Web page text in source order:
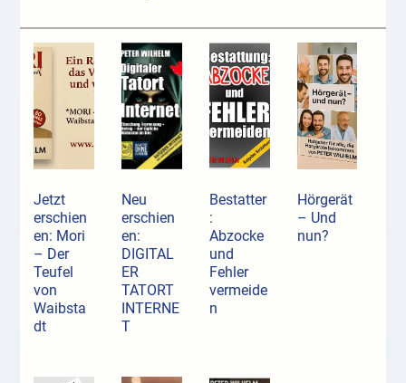
Jetzt
erschien
en: Mori
– Der
Teufel
von
Waibsta
dt
Neu
erschien
en:
DIGITAL
ER
TATORT
INTERNE
T
Bestatter
:
Abzocke
und
Fehler
vermeide
n
Hörgerät
– Und
nun?